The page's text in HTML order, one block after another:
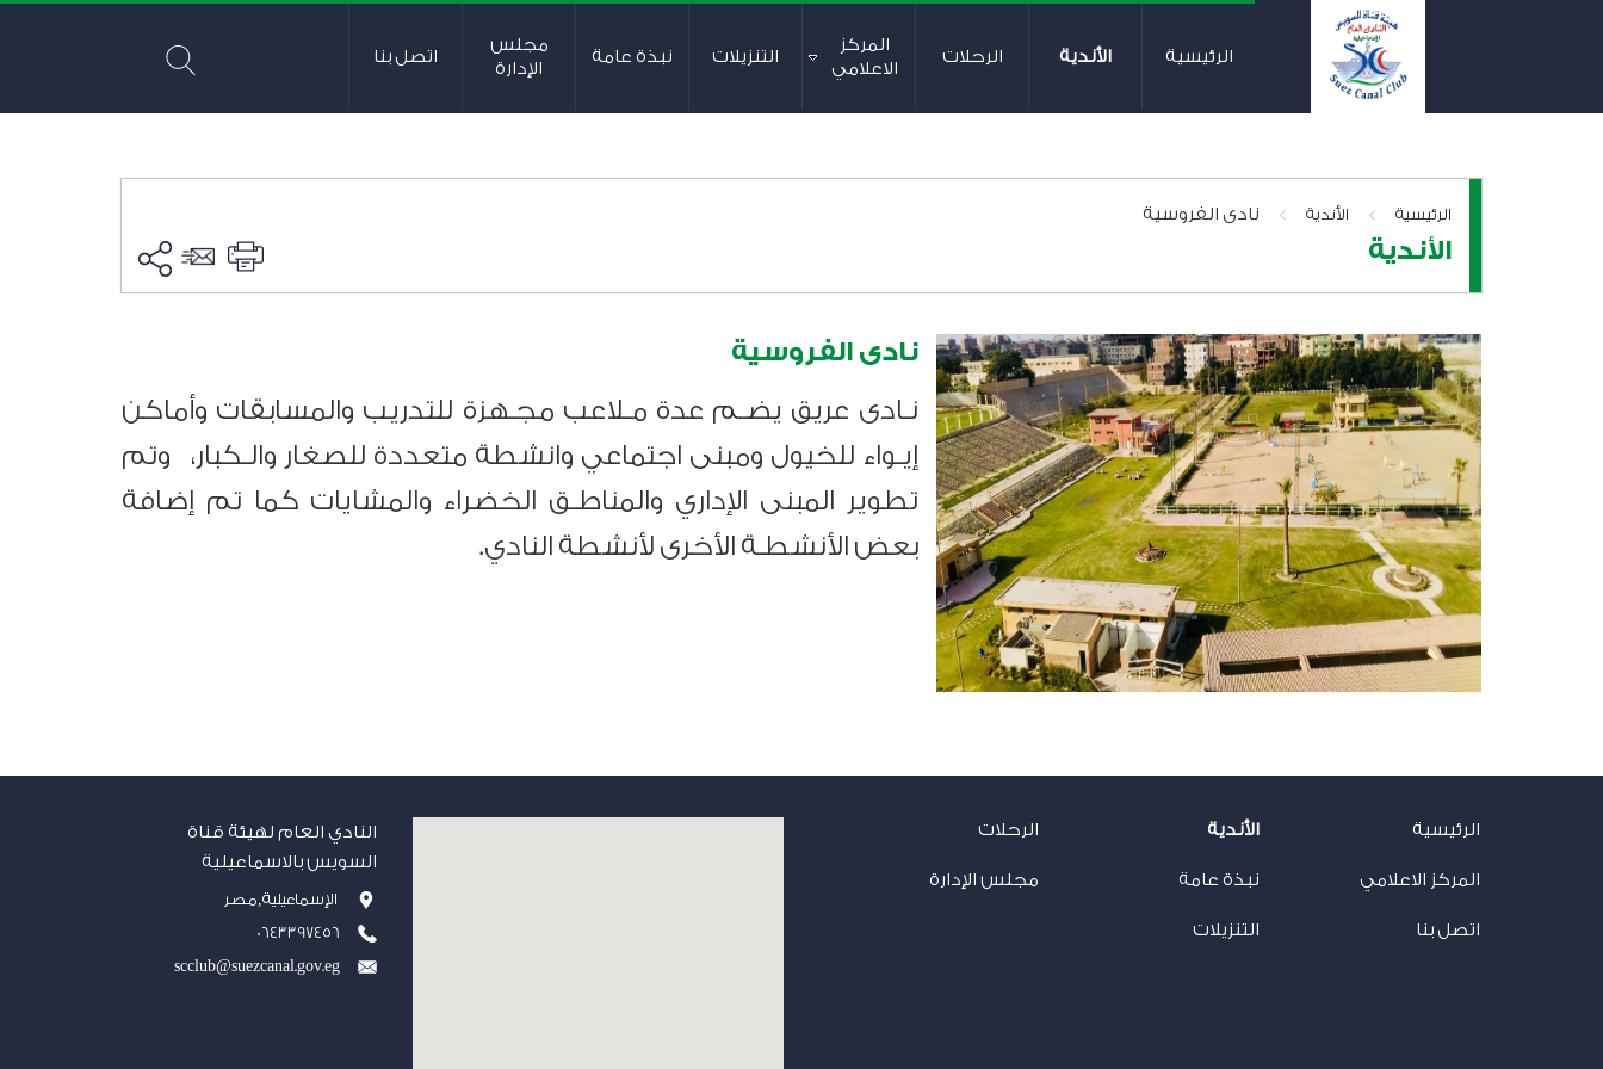
الرئيسية الأندية الرحلات
المركز
الاعلامي
التنزيلات نبذة عامة
مجلس
الإدارة
اتصل بنا
الرئيسية > الأندية > نادى الفروسية
الأندية
نادى الفروسية
نـادى عريق يضـم عدة مـلاعب مجـهزة للتدريب والمسابقات وأماكن
إيـواء للخيول ومبنى اجتماعي وانشطة متعددة للصغار والـكبار، وتم
تطوير المبنى الإداري والمناطـق الخضراء والمشايات كما تم إضافة
بعض الأنشطـة الأخرى لأنشطة النادي.
الرئيسية الأندية الرحلات
المركز الاعلامي نبذة عامة مجلس الإدارة
اتصل بنا التنزيلات
النادي العام لهيئة قناة
السويس بالاسماعيلية
الإسماعيلية,مصر
0643397456
scclub@suezcanal.gov.eg